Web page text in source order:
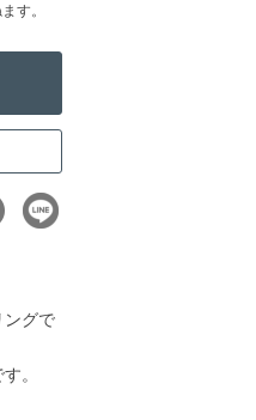
す。
ングで
。